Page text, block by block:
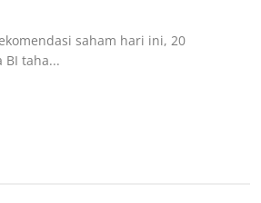
saham hari ini, 20
BI taha...